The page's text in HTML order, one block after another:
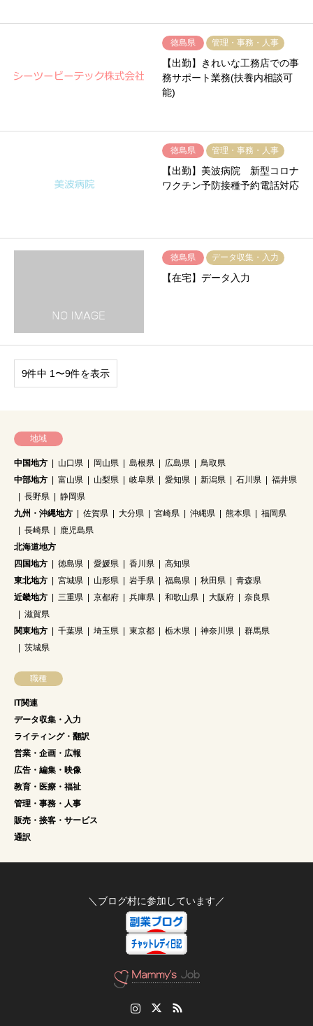
徳島県 管理・事務・人事
【出勤】きれいな工務店での事
務サポート業務(扶養内相談可
能)
徳島県 管理・事務・人事
【出勤】美波病院 新型コロナ
ワクチン予防接種予約電話対応
徳島県 データ収集・入力
【在宅】データ入力
9件中 1〜9件を表示
地域
中国地方 山口県 岡山県 島根県 広島県
鳥取県
中部地方
富山県 山梨県 岐阜県 愛知県 新潟県 石川県
福井県
長野県
静岡県
九州・沖縄地方
佐賀県 大分県 宮崎県 沖縄県 熊本県
福岡県
長崎県
鹿児島県
北海道地方
四国地方
徳島県 愛媛県 香川県
高知県
東北地方
宮城県 山形県 岩手県 福島県 秋田県
青森県
近畿地方
三重県 京都府 兵庫県 和歌山県 大阪府
奈良県
滋賀県
関東地方
千葉県 埼玉県 東京都 栃木県 神奈川県
群馬県
茨城県
職種
IT関連
データ収集・入力
ライティング・翻訳
営業・企画・広報
広告・編集・映像
教育・医療・福祉
管理・事務・人事
販売・接客・サービス
通訳
＼ブログ村に参加しています／